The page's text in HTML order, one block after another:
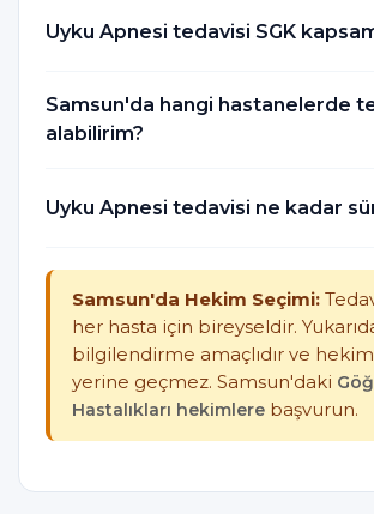
Uyku Apnesi tedavisi SGK
Samsun'da hangi hastanelerde
alabilirim?
Uyku Apnesi tedavisi ne kadar
Samsun'da Hekim Seçimi:
her hasta için bireyseldir.
bilgilendirme amaçlıdır ve
yerine geçmez. Samsun'daki
Hastalıkları hekimlere başvurun.